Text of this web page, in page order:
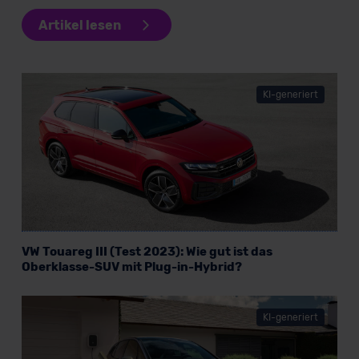
Artikel lesen
KI-generiert
VW Touareg III (Test 2023): Wie gut ist das
Oberklasse-SUV mit Plug-in-Hybrid?
KI-generiert